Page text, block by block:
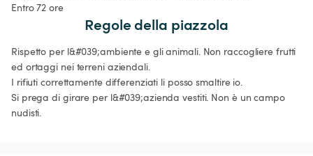
Entro 72 ore
Regole della piazzola
Rispetto per l&#039;ambiente e gli animali. Non raccogliere frutti
ed ortaggi nei terreni aziendali.
I rifiuti correttamente differenziati li posso smaltire io.
Si prega di girare per l&#039;azienda vestiti. Non è un campo
nudisti.